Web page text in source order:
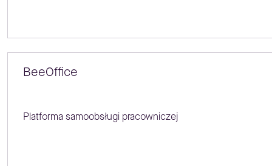
BeeOffice
Platforma samoobsługi pracowniczej